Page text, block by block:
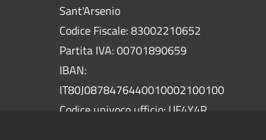
Sant'Arsenio
Codice Fiscale: 83002210652
Partita IVA: 00701890659
IBAN:
IT80J0878476440010002100100
Codice univoco ufficio: UF4Y4R